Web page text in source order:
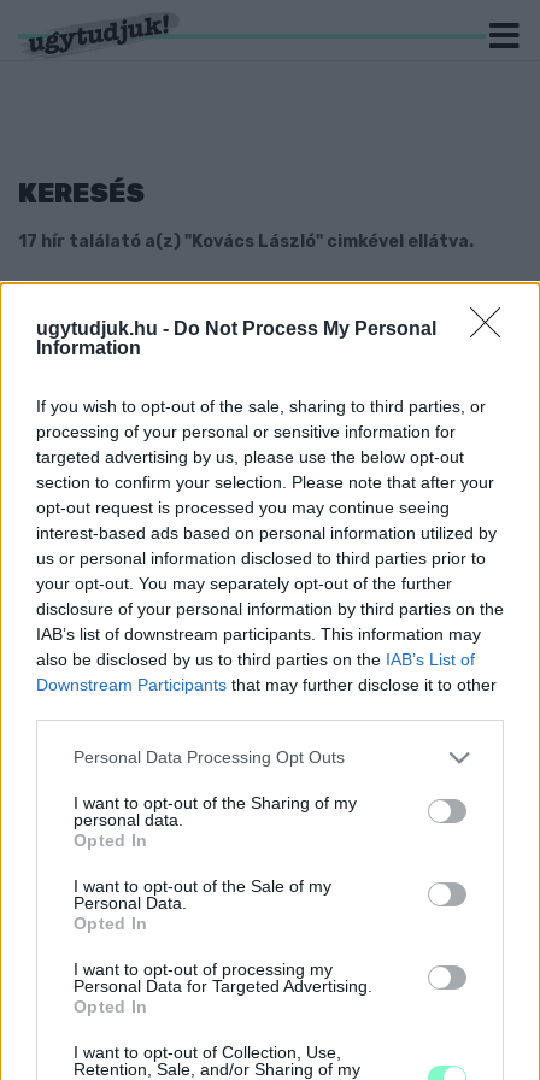
ugytudjuk.hu - Do Not Process My Personal
Information
If you wish to opt-out of the sale, sharing to third parties, or
processing of your personal or sensitive information for
targeted advertising by us, please use the below opt-out
section to confirm your selection. Please note that after your
opt-out request is processed you may continue seeing
interest-based ads based on personal information utilized by
us or personal information disclosed to third parties prior to
your opt-out. You may separately opt-out of the further
disclosure of your personal information by third parties on the
IAB’s list of downstream participants. This information may
also be disclosed by us to third parties on the IAB’s List of
Downstream Participants that may further disclose it to other
Please note that this website/app uses one or more Google
not limited to your visit or usage behaviour. You may click to
grant or deny consent to Google and its third-party tags to
use your data for below specified purposes in below Google
consent section.
Personal Data Processing Opt Outs
I want to opt-out of the Sharing of my
personal data.
Opted In
I want to opt-out of the Sale of my
Personal Data.
Opted In
I want to opt-out of processing my
Personal Data for Targeted Advertising.
Opted In
I want to opt-out of Collection, Use,
Retention, Sale, and/or Sharing of my
KERESÉS
17 hír találató a(z) "Kovács László" cimkével ellátva.
„A FIDESZ AKKORI GYŐRI VEZETÉSÉNEK AZ
ÉRDEKE VOLT A GYŐRI JOBBIK-
ALAPSZERVEZETBE BELENYÚLNI”
Interjú Haba Vilmossal, az újjáalakult helyi Jobbik elnökével.
MIT SZÓLNAK A SZÍNHÁZ LEBONTÁSÁHOZ A
GYŐRI ELLENZÉKI ÉS FÜGGETLEN
KÉPVISELŐK?
2020. Április. 29. 09:31
Csak felmerülő ötletnek tűnt, de kész tervei vannak az új
kulturális negyedre Győrben Dézsi Csaba András győri
polgármesternek. Mit szólnak ehhez a közgyűlés ellenzéki, civil
és független képviselői?
CIVILEK DÉZSIÉRT: AZ EGYKORI JOBBIKOS
CIVILEK A FIDESZES JELÖLT MÖGÉ
SORAKOZTAK FEL GYŐRBEN
Dézsi Csaba Andrást támogatja a civil szervezet, amely
egykori jobbikosokkal.
ÍGY PEZSGŐZÖTT EGYÜTT A VÁLASZTÁS
CIVILEK GYŐRÉRT JELÖLTJEIVEL
2019. november. 22. 16:49
MIRE KÉSZÜLNEK A KÖZGYŰLÉSBEN A GYŐRI
CIVILEK?
2019. október. 30. 16:20
Alapítanak-e frakciót a közgyűlésbe bejutó civilek? Milyen